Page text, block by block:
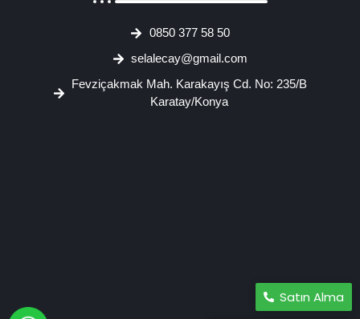
0850 377 58 50
selalecay@gmail.com
Fevziçakmak Mah. Karakayış Cd. No: 235/B
Karatay/Konya
Satın Alma